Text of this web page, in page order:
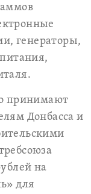
генераторы,
принимают
Донбасса и
на
для